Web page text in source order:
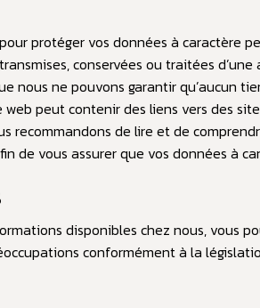
protéger vos données à caractère
conservées ou traitées
nous ne pouvons garantir qu’aucun
peut contenir des liens vers des
de lire et de
de vous assurer que vos données à
disponibles chez nous, vous
conformément à la